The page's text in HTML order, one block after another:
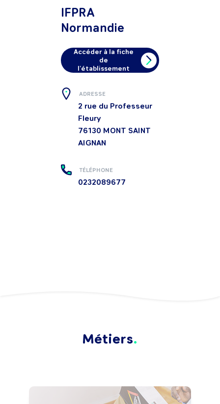
IFPRA
Normandie
Accéder à la fiche
de
l'établissement
ADRESSE
2 rue du Professeur
Fleury
76130 MONT SAINT
AIGNAN
TÉLÉPHONE
0232089677
Métiers